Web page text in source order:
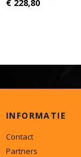
€ 228,80
INFORMATIE
Contact
Partners